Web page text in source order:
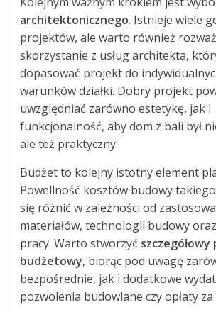
architektonicznego. Istnieje wiele
projektów, ale warto również
skorzystanie z usług architekta,
dopasować projekt do
warunków działki. Dobry projekt
uwzględniać zarówno estetykę, jak i
funkcjonalność, aby dom z bali był
ale też praktyczny.
Budżet to kolejny istotny element
Powellność kosztów budowy
się różnić w zależności od
materiałów, technologii budowy
pracy. Warto stworzyć szczegółowy
budżetowy, biorąc pod uwagę
bezpośrednie, jak i dodatkowe
pozwolenia budowlane czy opłaty za